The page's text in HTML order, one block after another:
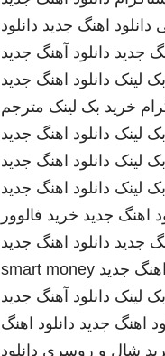
دانلود اهنگ جدید دانلود
جدید دانلود آهنگ جدید
لینک دانلود اهنگ جدید
خرید بک لینک مترجم
لینک دانلود اهنگ جدید
لینک دانلود اهنگ جدید
لینک دانلود اهنگ جدید
اهنگ جدید خرید فالوور
جدید دانلود اهنگ جدید
اهنگ جدید smart money
لینک دانلود آهنگ جدید
اهنگ جدید دانلود اهنگ
شال و روسری دانلود